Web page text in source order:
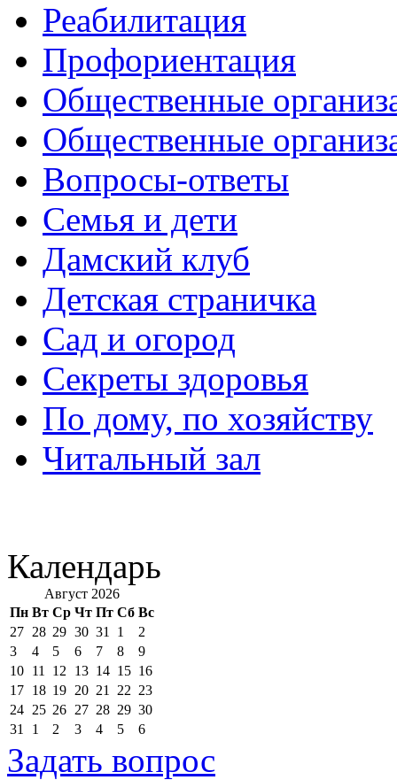
Реабилитация
Профориентация
Общественные
Общественные
Вопросы-ответы
Семья и дети
Дамский клуб
Детская страничка
Сад и огород
Секреты здоровья
По дому, по хозяйству
Читальный зал
Календарь
Август 2026
Пн Вт Ср Чт Пт Сб Вс
27 28 29 30 31 1
2
3
4 5 6 7 8
9
10 11 12 13 14 15 16
17 18 19 20 21 22 23
24 25 26 27 28 29 30
31
1 2 3 4 5 6
Задать вопрос